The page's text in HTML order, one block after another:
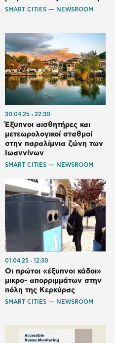
SMART CITIES — NEWSROOM
30.04.25 22:30
Έξυπνοι αισθητήρες και
μετεωρολογικοί σταθμοί
στην παραλίμνια ζώνη των
Ιωαννίνων
SMART CITIES — NEWSROOM
01.04.25 12:30
Οι πρώτοι «έξυπνοι κάδοι»
μικρο- απορριμμάτων στην
πόλη της Κερκύρας
SMART CITIES — NEWSROOM